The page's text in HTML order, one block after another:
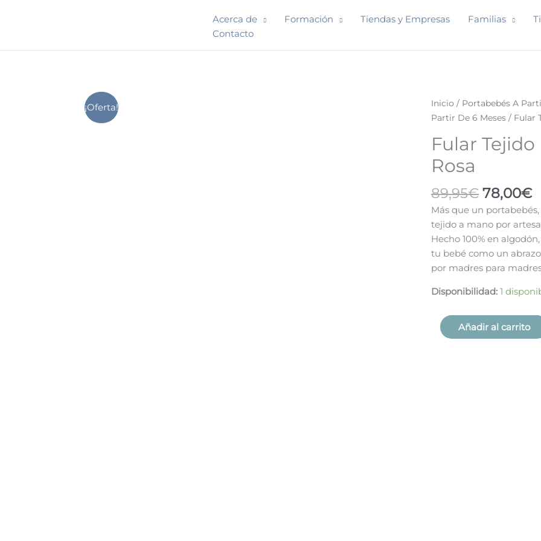
Acerca de Formación Tiendas y Empresas Familias
Contacto
¡Oferta! Inicio / Portabebés A
Partir De 6 Meses / Fular
Fular
Rosa
89,95€
El
precio
era:
78,00€
Más que un
tejido a mano por
Hecho 100% en
tu bebé como un
por madres para
Disponibilidad: 1
Fular
Tejido
Bedund
Rosa
cantidad
Añadir al carrito